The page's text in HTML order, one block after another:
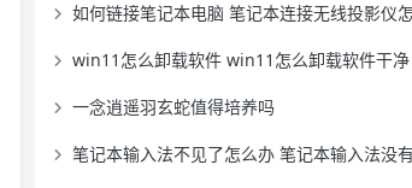
如何链接笔记本电脑 笔记本连接无线投影仪怎么
win11怎么卸载软件 win11怎么卸载软件干净
一念逍遥羽玄蛇值得培养吗
笔记本输入法不见了怎么办 笔记本输入法没有了怎